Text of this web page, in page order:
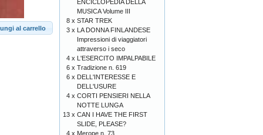
al carrello
ENCICLOPEDIA DELLA
MUSICA Volume III
8 x STAR TREK
3 x LA DONNA FINLANDESE
Impressioni di viaggiatori
attraverso i seco
4 x L'ESERCITO IMPALPABILE
6 x Tradizione n. 619
6 x DELL'INTERESSE E
DELL'USURE
4 x CORTI PENSIERI NELLA
NOTTE LUNGA
13 x CAN I HAVE THE FIRST
SLIDE, PLEASE?
4 x Merope n. 73